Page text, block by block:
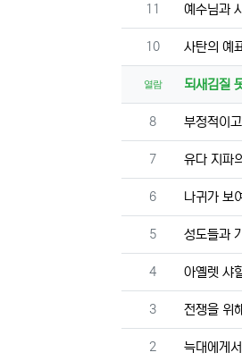
번호
11 예수님과
번호
10 사탄의 예
열람 되새김질
번호
8 부정적이
번호
7 유다 지파
번호
6 나귀가 보
번호
5 성도들과
번호
4 아옐렛 샤
번호
3 전쟁을 위
번호
2 늑대에게